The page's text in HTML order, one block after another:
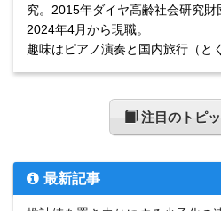
究。2015年ダイヤ高齢社会研究財
2024年4月から現職。
趣味はピアノ演奏と国内旅行（と
注目のトピ
最新記事